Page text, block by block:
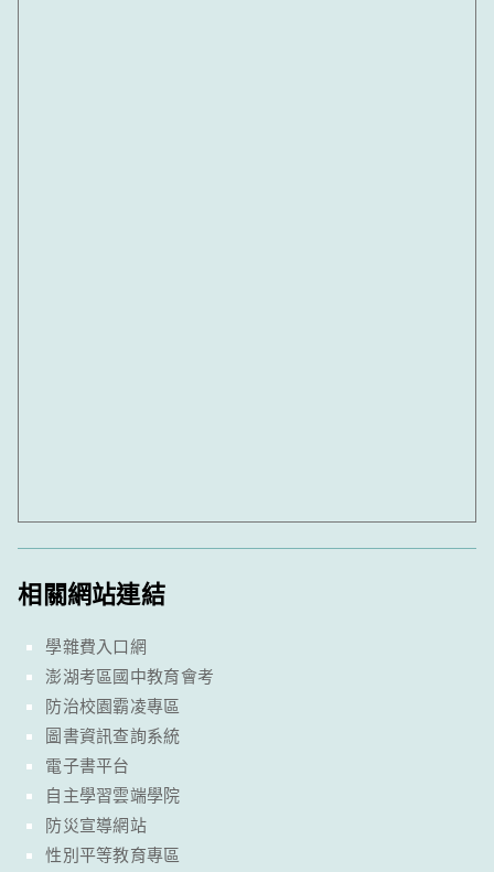
相關網站連結
學雜費入口網
澎湖考區國中教育會考
防治校園霸凌專區
圖書資訊查詢系統
電子書平台
自主學習雲端學院
防災宣導網站
性別平等教育專區